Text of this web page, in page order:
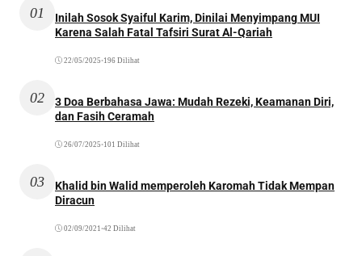
01
Inilah Sosok Syaiful Karim, Dinilai Menyimpang MUI
Karena Salah Fatal Tafsiri Surat Al-Qariah
22/05/2025 •196 Dilihat
02
3 Doa Berbahasa Jawa: Mudah Rezeki, Keamanan Diri,
dan Fasih Ceramah
26/07/2025 •101 Dilihat
03
Khalid bin Walid memperoleh Karomah Tidak Mempan
Diracun
02/09/2021 •42 Dilihat